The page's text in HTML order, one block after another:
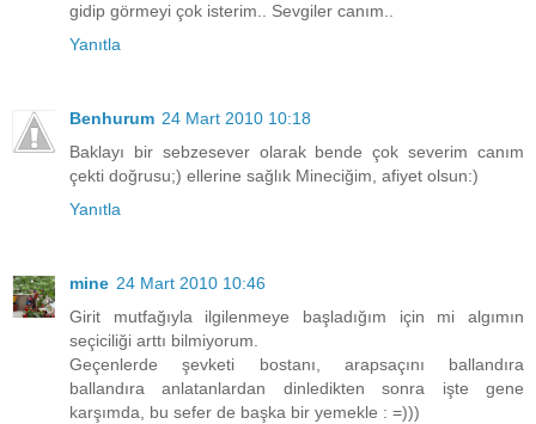
gidip görmeyi çok isterim.. Sevgiler canım..
Yanıtla
Benhurum 24 Mart 2010 10:18
Baklayı bir sebzesever olarak bende çok severim canım
çekti doğrusu;) ellerine sağlık Mineciğim, afiyet olsun:)
Yanıtla
mine 24 Mart 2010 10:46
Girit mutfağıyla ilgilenmeye başladığım için mi algımın
seçiciliği arttı bilmiyorum.
Geçenlerde şevketi bostanı, arapsaçını ballandıra
ballandıra anlatanlardan dinledikten sonra işte gene
karşımda, bu sefer de başka bir yemekle : =)))